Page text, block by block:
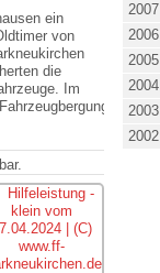
ein
von
die
Im
2007
2006
2005
2004
2003
2002